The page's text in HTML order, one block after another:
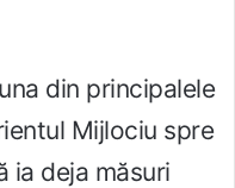
din principalele
Mijlociu spre
ia deja măsuri